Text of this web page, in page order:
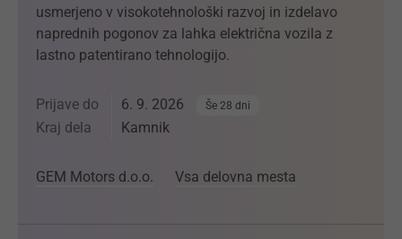
usmerjeno v visokotehnološki razvoj in izdelavo
naprednih pogonov za lahka električna vozila z
lastno patentirano tehnologijo.
Prijave do 6. 9. 2026 Še 28 dni
Kraj dela Kamnik
GEM Motors d.o.o. Vsa delovna mesta